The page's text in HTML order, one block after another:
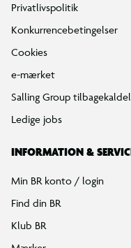
Privatlivspolitik
Konkurrencebetingelser
Cookies
e-mærket
Salling Group
Ledige jobs
INFORMATION &
Min BR konto / login
Find din BR
Klub BR